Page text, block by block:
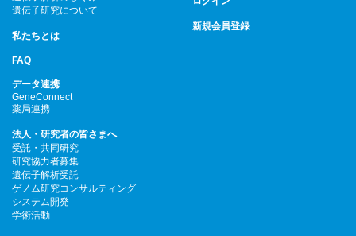
遺伝子研究について
私たちとは
FAQ
データ連携
GeneConnect
薬局連携
法人・研究者の皆さまへ
受託・共同研究
研究協力者募集
遺伝子解析受託
ゲノム研究コンサルティング
システム開発
学術活動
新規会員登録